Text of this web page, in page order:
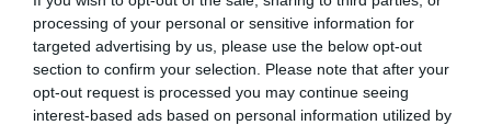
processing of your personal or sensitive information for
targeted advertising by us, please use the below opt-out
section to confirm your selection. Please note that after your
opt-out request is processed you may continue seeing
interest-based ads based on personal information utilized by
Miskolctapolcai Barlangfürdő tűzesetéről.